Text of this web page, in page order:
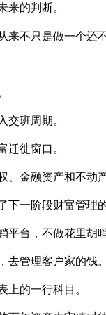
来的判断。
来不只是做一个还
交班周期。
迁徙窗口。
、金融资产和不
下一阶段财富管理
平台，不做花里胡
去管理客户家的钱
上的一行科目。